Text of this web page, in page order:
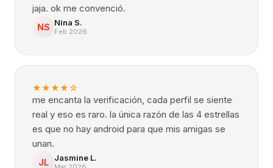
jaja. ok me convenció.
NS Nina S.
Feb 2026
★★★★☆
me encanta la verificación, cada perfil se siente
real y eso es raro. la única razón de las 4 estrellas
es que no hay android para que mis amigas se
unan.
JL Jasmine L.